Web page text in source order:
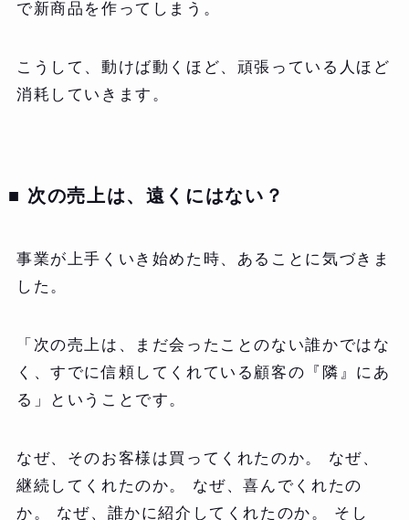
で新商品を作ってしまう。
こうして、動けば動くほど、頑張っている人ほど
消耗していきます。
■ 次の売上は、遠くにはない？
事業が上手くいき始めた時、あることに気づきま
した。
「次の売上は、まだ会ったことのない誰かではな
く、すでに信頼してくれている顧客の『隣』にあ
る」ということです。
なぜ、そのお客様は買ってくれたのか。 なぜ、
継続してくれたのか。 なぜ、喜んでくれたの
か。 なぜ、誰かに紹介してくれたのか。 そし